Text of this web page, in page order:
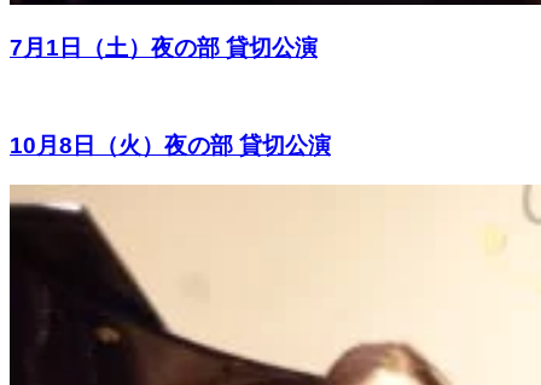
7月1日（土）夜の部 貸切公演
10月8日（火）夜の部 貸切公演